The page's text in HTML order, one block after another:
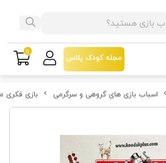
اسباب بازی های گروهی و سرگرمی بازی فکری
مجله کودک پلاس
0